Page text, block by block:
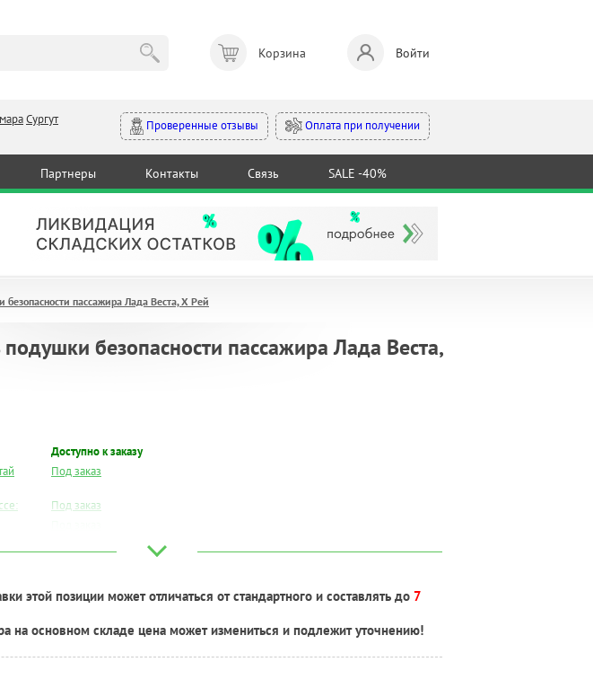
Корзина Войти
Сургут
Проверенные отзывы Оплата при получении
Партнеры Контакты Связь SALE -40%
пассажира Лада Веста, Х Рей
безопасности пассажира Лада Веста,
Доступно к заказу
Под заказ
Под заказ
Под заказ
этой позиции может отличаться от стандартного и составлять до 7
на основном складе цена может измениться и подлежит уточнению!